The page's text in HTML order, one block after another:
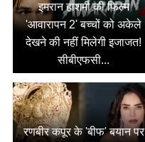
इमरान हाशमी की फिल्म
'आवारापन 2' बच्चों को अकेले
देखने की नहीं मिलेगी इजाजत!
सीबीएफसी...
रणबीर कपूर के 'बीफ' बयान पर